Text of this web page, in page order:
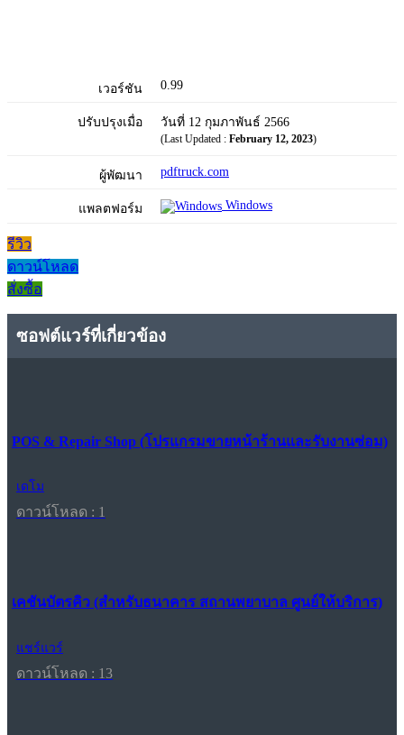
เวอร์ชัน 0.99
ปรับปรุงเมื่อ วันที่ 12 กุมภาพันธ์ 2566
(Last Updated : February 12, 2023)
ผู้พัฒนา pdftruck.com
แพลตฟอร์ม Windows
รีวิว
ดาวน์โหลด
สั่งซื้อ
ซอฟต์แวร์ที่เกี่ยวข้อง
POS & Repair Shop (โปรแกรมขายหน้าร้านและรับงานซ่อม)
เดโม
ดาวน์โหลด : 1
เคชันบัตรคิว (สำหรับธนาคาร สถานพยาบาล ศูนย์ให้บริการ)
แชร์แวร์
ดาวน์โหลด : 13